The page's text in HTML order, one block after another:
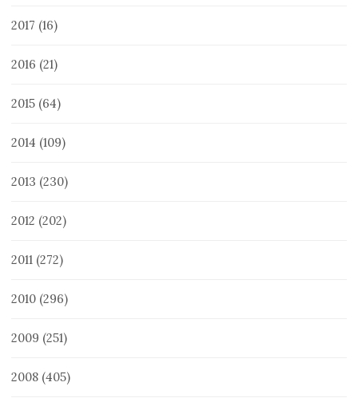
2017 (16)
2016 (21)
2015 (64)
2014 (109)
2013 (230)
2012 (202)
2011 (272)
2010 (296)
2009 (251)
2008 (405)